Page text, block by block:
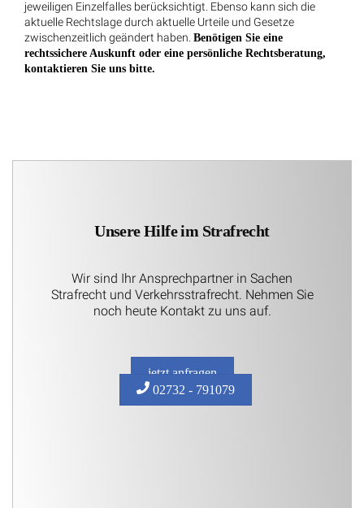
jeweiligen Einzelfalles berücksichtigt. Ebenso kann sich die
aktuelle Rechtslage durch aktuelle Urteile und Gesetze
zwischenzeitlich geändert haben. Benötigen Sie eine
rechtssichere Auskunft oder eine persönliche Rechtsberatung,
kontaktieren Sie uns bitte.
Unsere Hilfe im Strafrecht
Wir sind Ihr Ansprechpartner in Sachen
Strafrecht und Verkehrsstrafrecht. Nehmen Sie
noch heute Kontakt zu uns auf.
jetzt anfragen
02732 - 791079